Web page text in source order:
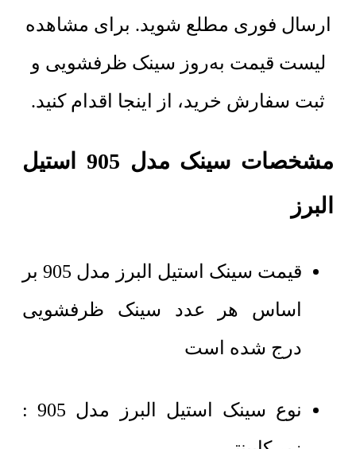
ارسال فوری مطلع شوید. برای مشاهده
لیست قیمت به‌روز سینک ظرفشویی و
ثبت سفارش خرید، از اینجا اقدام کنید.
مشخصات سینک مدل 905 استیل
البرز
قیمت سینک استیل البرز مدل 905 بر
اساس هر عدد سینک ظرفشویی
درج شده است
نوع سینک استیل البرز مدل 905 :